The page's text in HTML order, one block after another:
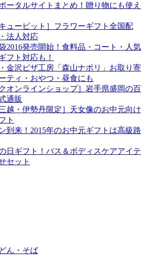
ータルサイトまとめ！贈り物にも使え
ューピット］フラワーギフト全国配
法人対応
2016発売開始！食料品・コート・人気
フト対応も！
金沢ピザ工房「森山ナポリ」お取り寄
ティ・おやつ・昼食にも
オンラインショップ］岩手県盛岡の百
通販
越・伊勢丹限定］天女像のお中元向け
ト
到来！2015年のお中元ギフトは高級路
日ギフト！バス＆ボディスケアアイテ
セット
ん・そば